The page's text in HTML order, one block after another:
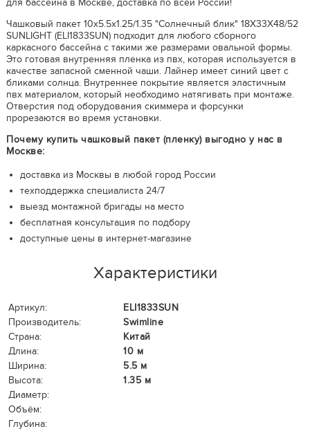
для бассейна в Москве, доставка по всей России!
Чашковый пакет 10х5.5х1.25/1.35 "Солнечный блик" 18X33X48/52
SUNLIGHT (ELI1833SUN) подходит для любого сборного
каркасного бассейна с такими же размерами овальной формы.
Это готовая внутренняя пленка из пвх, которая используется в
качестве запасной сменной чаши. Лайнер имеет синий цвет с
бликами солнца. Внутреннее покрытие является эластичным
пвх материалом, который необходимо натягивать при монтаже.
Отверстия под оборудования скиммера и форсунки
прорезаются во время установки.
Почему купить чашковый пакет (пленку) выгодно у нас в
Москве:
доставка из Москвы в любой город России
техподдержка специалиста 24/7
выезд монтажной бригады на место
бесплатная консультация по подбору
доступные цены в интернет-магазине
Характеристики
Артикул:
ELI1833SUN
Производитель:
Swimline
Страна:
Китай
Длина:
10 м
Ширина:
5.5 м
Высота:
1.35 м
Диаметр:
Объём:
Глубина: